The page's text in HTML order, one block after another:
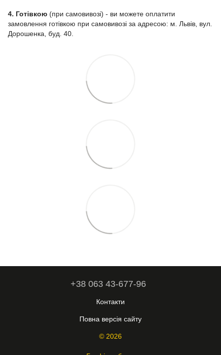
4. Готівкою (при самовивозі) - ви можете оплатити
замовлення готівкою при самовивозі за адресою: м. Львів, вул.
Дорошенка, буд. 40.
+38 063 43-677-96
Контакти
Повна версія сайту
© 2026